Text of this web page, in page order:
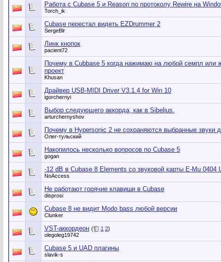
Работа с Cubase 5 и Reason по протоколу Rewire на
Torch_ik
Cubase перестал видеть EZDrummer 2
SergeBlr
Линк кнопок
pacient72
Почему в Cubbase 5 когда нажимаю на любой семпл или
проект
Khusan
Драйвер USB-MIDI Driver V3.1.4 for Win 10
igorchernyi
Выбор следующего аккорда, как в Sibelius.
arturchernyshov
Почему в Hypersonic 2 не сохраняются выбранные звуки
Олег-тульский
Накопилось несколько вопросов по Cubase 5
gogan
-12 dB в Cubase 8 Elements со звуковой карты E-Mu 0404
NoAccess
Не работают горячие клавиши в Cubase
disprosi
Cubase 8 не видит Modo bass любой версии
Clunker
VST-аккордеон ( 1 2)
olegoleg19742
Cubase 5 и UAD плагины
slavik-s